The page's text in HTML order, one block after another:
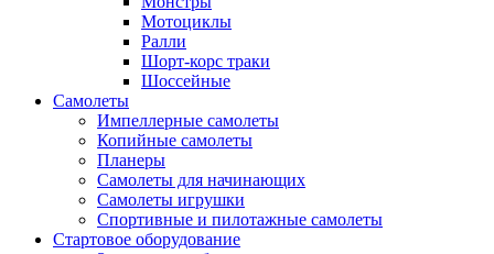
Мотоциклы
Ралли
Шорт-корс траки
Шоссейные
Самолеты
Импеллерные самолеты
Копийные самолеты
Планеры
Самолеты для начинающих
Самолеты игрушки
Спортивные и пилотажные самолеты
Стартовое оборудование